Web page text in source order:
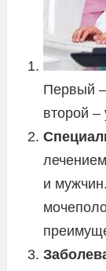
Первый
второй –
и